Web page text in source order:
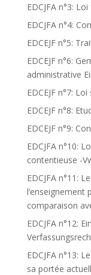
EDCJFA n°3:
EDCJFA n°4:
EDCEJF n°5:
EDCEJF n°6:
administrative
EDCEJF n°7:
EDCEJF n°8:
EDCEJF n°9:
EDCJFA n°10:
contentieuse -
EDCJFA n°11:
l’enseignement
comparaison
EDCJFA n°12:
EDCJFA n°13:
sa portée